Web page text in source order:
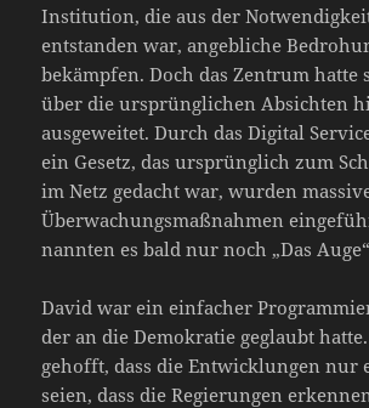
Institution, die aus der
entstanden war, angebliche
bekämpfen. Doch das Zentrum hatte
über die ursprünglichen Absichten
ausgeweitet. Durch das Digital
ein Gesetz, das ursprünglich zum
im Netz gedacht war, wurden
Überwachungsmaßnahmen
nannten es bald nur noch „Das
David war ein einfacher
der an die Demokratie geglaubt
gehofft, dass die Entwicklungen nur
seien, dass die Regierungen